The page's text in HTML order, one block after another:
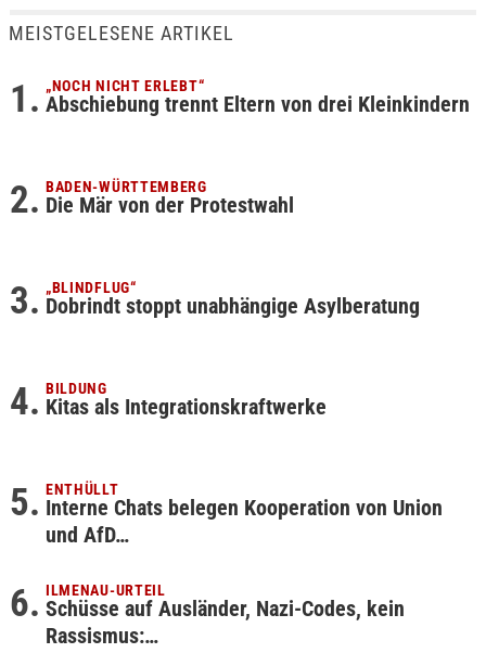
MEISTGELESENE ARTIKEL
„NOCH NICHT ERLEBT“
Abschiebung trennt Eltern von drei Kleinkindern
BADEN-WÜRTTEMBERG
Die Mär von der Protestwahl
„BLINDFLUG“
Dobrindt stoppt unabhängige Asylberatung
BILDUNG
Kitas als Integrationskraftwerke
ENTHÜLLT
Interne Chats belegen Kooperation von Union
und AfD…
ILMENAU-URTEIL
Schüsse auf Ausländer, Nazi-Codes, kein
Rassismus:…